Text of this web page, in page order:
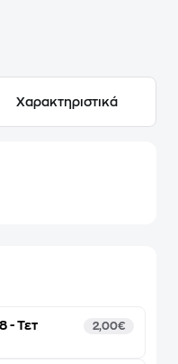
Χαρακτηριστικά
- Τετ
2,00€